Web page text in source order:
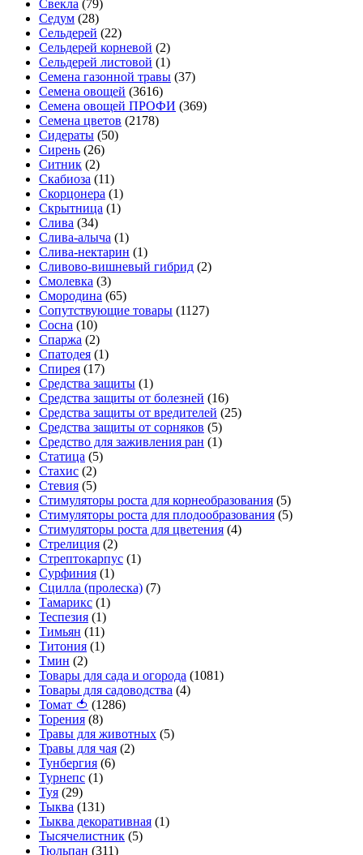
Свекла (79)
Седум (28)
Сельдерей (22)
Сельдерей корневой (2)
Сельдерей листовой (1)
Семена газонной травы (37)
Семена овощей (3616)
Семена овощей ПРОФИ (369)
Семена цветов (2178)
Сидераты (50)
Сирень (26)
Ситник (2)
Скабиоза (11)
Скорцонера (1)
Скрытница (1)
Слива (34)
Слива-алыча (1)
Слива-нектарин (1)
Сливово-вишневый гибрид (2)
Смолевка (3)
Смородина (65)
Сопутствующие товары (1127)
Сосна (10)
Спаржа (2)
Спатодея (1)
Спирея (17)
Средства защиты (1)
Средства защиты от болезней (16)
Средства защиты от вредителей (25)
Средства защиты от сорняков (5)
Средство для заживления ран (1)
Статица (5)
Стахис (2)
Стевия (5)
Стимуляторы роста для корнеобразования (5)
Стимуляторы роста для плодообразования (5)
Стимуляторы роста для цветения (4)
Стрелиция (2)
Стрептокарпус (1)
Сурфиния (1)
Сцилла (пролеска) (7)
Тамарикс (1)
Теспезия (1)
Тимьян (11)
Титония (1)
Тмин (2)
Товары для сада и огорода (1081)
Товары для садоводства (4)
Томат 🍅 (1286)
Торения (8)
Травы для животных (5)
Травы для чая (2)
Тунбергия (6)
Турнепс (1)
Туя (29)
Тыква (131)
Тыква декоративная (1)
Тысячелистник (5)
Тюльпан (311)